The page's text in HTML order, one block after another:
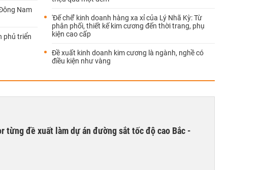
Nam
phủ triển
'Đế chế’ kinh doanh hàng xa xỉ của Lý Nhã Kỳ: Từ
phân phối, thiết kế kim cương đến thời trang, phụ
kiện cao cấp
Đề xuất kinh doanh kim cương là ngành, nghề có
điều kiện như vàng
từng đề xuất làm dự án đường sắt tốc độ cao Bắc -